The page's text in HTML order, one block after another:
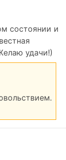
состоянии и
удачи!)